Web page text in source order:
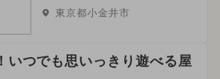
東京都小金井市
いつでも思いっきり遊べる屋